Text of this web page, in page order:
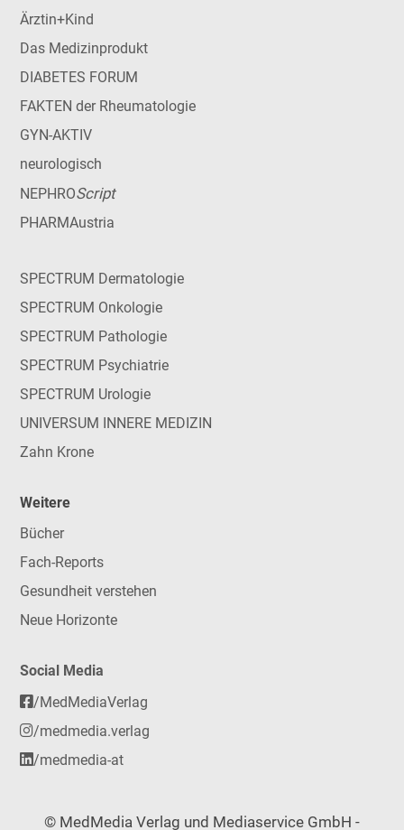
Ärztin+Kind
Das Medizinprodukt
DIABETES FORUM
FAKTEN der Rheumatologie
GYN-AKTIV
neurologisch
NEPHROScript
PHARMAustria
SPECTRUM Dermatologie
SPECTRUM Onkologie
SPECTRUM Pathologie
SPECTRUM Psychiatrie
SPECTRUM Urologie
UNIVERSUM INNERE MEDIZIN
Zahn Krone
Weitere
Bücher
Fach-Reports
Gesundheit verstehen
Neue Horizonte
Social Media
/MedMediaVerlag
/medmedia.verlag
/medmedia-at
© MedMedia Verlag und Mediaservice GmbH -